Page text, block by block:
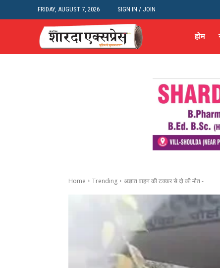
FRIDAY, AUGUST 7, 2026 SIGN IN / JOIN
होम
Home Trending अज्ञात वाहन की टक्कर से दो की मौत -